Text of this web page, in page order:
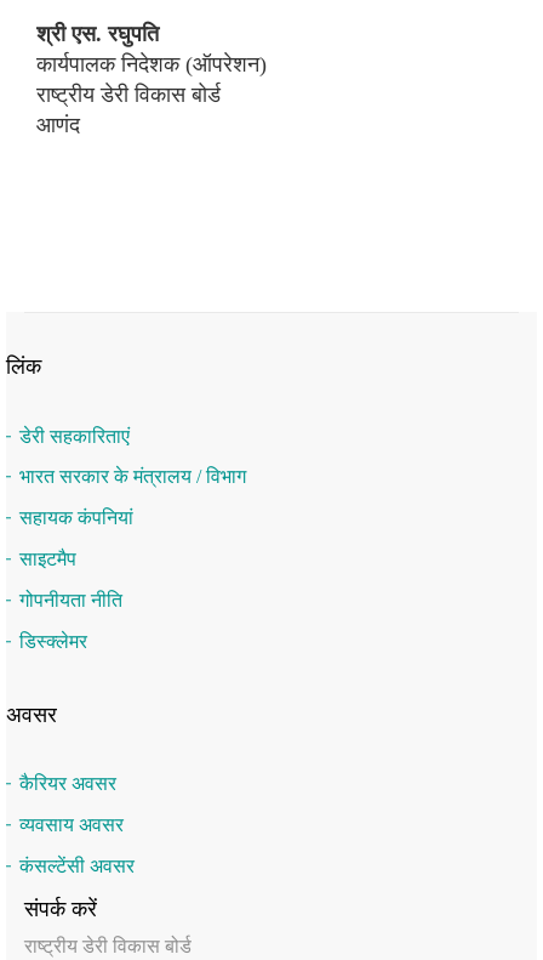
श्री एस. रघुपति
कार्यपालक निदेशक (ऑपरेशन)
राष्ट्रीय डेरी विकास बोर्ड
आणंद
लिंक
डेरी सहकारिताएं
भारत सरकार के मंत्रालय / विभाग
सहायक कंपनियां
साइटमैप
गोपनीयता नीति
डिस्क्लेमर
अवसर
कैरियर अवसर
व्यवसाय अवसर
कंसल्टेंसी अवसर
संपर्क करें
राष्‍ट्रीय डेरी विकास बोर्ड